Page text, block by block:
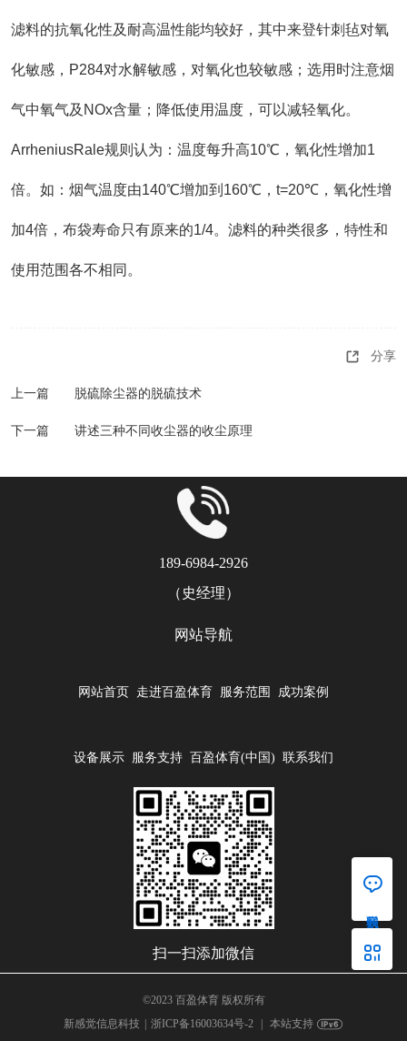
滤料的抗氧化性及耐高温性能均较好，其中来登针刺毡对氧
化敏感，P284对水解敏感，对氧化也较敏感；选用时注意烟
气中氧气及NOx含量；降低使用温度，可以减轻氧化。
ArrheniusRale规则认为：温度每升高10℃，氧化性增加1
倍。如：烟气温度由140℃增加到160℃，t=20℃，氧化性增
加4倍，布袋寿命只有原来的1/4。滤料的种类很多，特性和
使用范围各不相同。
分享
上一篇 脱硫除尘器的脱硫技术
下一篇 讲述三种不同收尘器的收尘原理
189-6984-2926
（史经理）
网站导航
网站首页 走进百盈体育 服务范围 成功案例
设备展示 服务支持 百盈体育(中国) 联系我们
扫一扫添加微信
©2023 百盈体育 版权所有
新感觉信息科技
浙ICP备16003634号-2 本站支持
򡂈
򡂒